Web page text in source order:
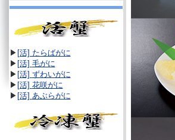
▶ [活] たらばがに
▶ [活] 毛がに
▶ [活] ずわいがに
▶ [活] 花咲がに
▶ [活] あぶらがに